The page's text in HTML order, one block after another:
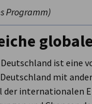
Programm)
ist eine
mit
der internationalen